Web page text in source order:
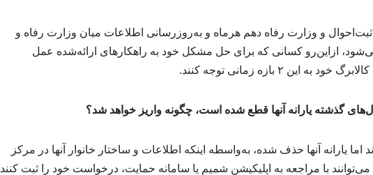
و وزارت رفاه دهم هرماه و به‌روزرسانی اطلاعات میان وزارت رفاه و
ازاین‌رو کسانی که برای حل مشکل خود به راهکارهای ارائه‌شده عمل
۲ بازه زمانی توجه کنند.
گذشته یارانه آنها قطع شده است، چگونه واریز خواهد شد؟
اما یارانه آنها حذف شده، به‌واسطه اینکه اطلاعات و ساختار خانوار آنها در مرکز
با مراجعه به اپلیکیشن شمیم یا سامانه حمایت، درخواست خود را ثبت کنند